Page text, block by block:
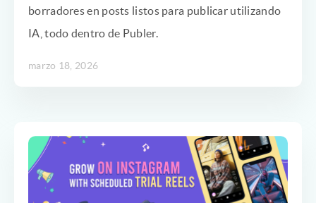
borradores en posts listos para publicar utilizando
IA, todo dentro de Publer.
marzo 18, 2026